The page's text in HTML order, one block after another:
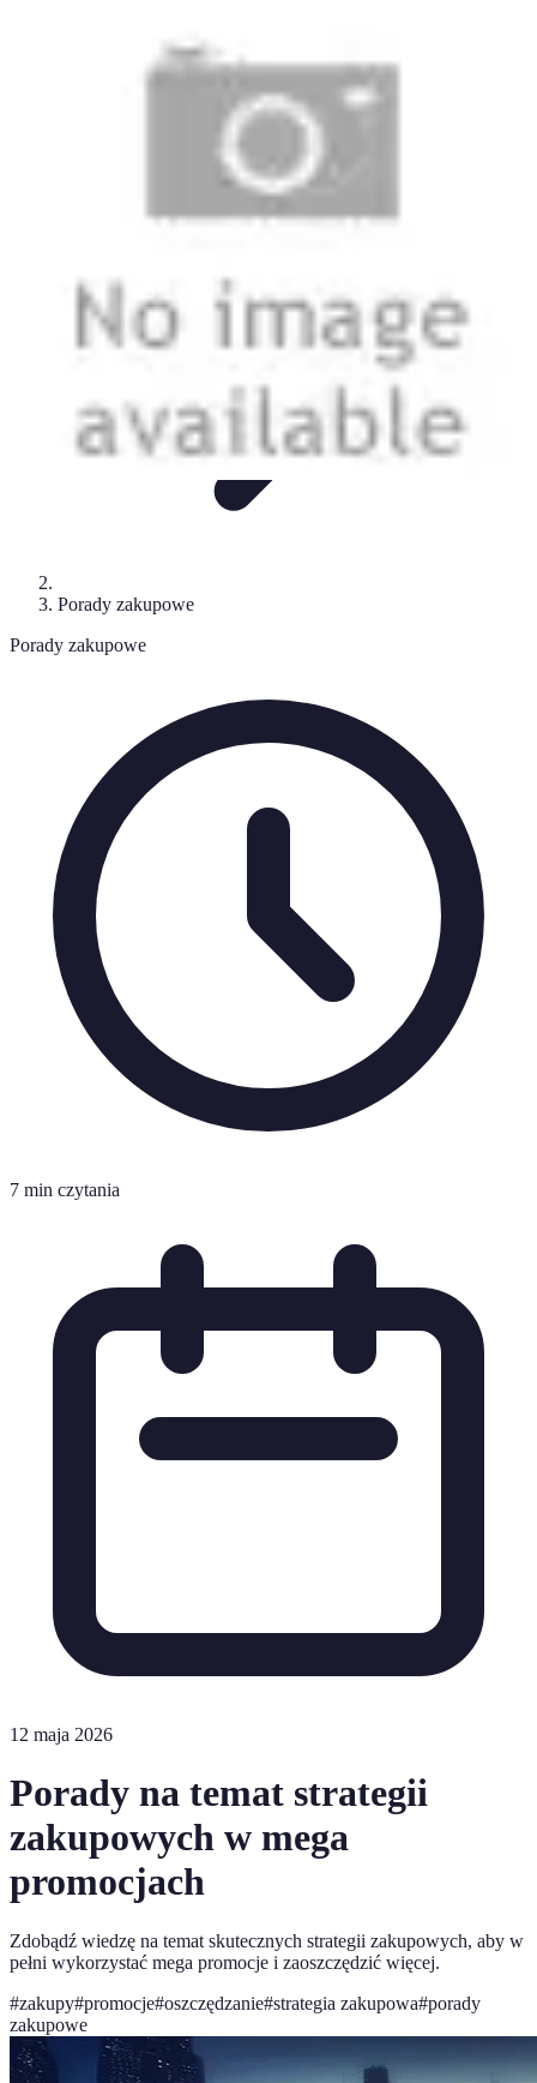
PoradyTrendy
Porady zakupowe
Porady zakupowe
7 min czytania
12 maja 2026
Porady na temat strategii
zakupowych w mega
promocjach
Zdobądź wiedzę na temat skutecznych strategii zakupowych, aby w
pełni wykorzystać mega promocje i zaoszczędzić więcej.
#zakupy#promocje#oszczędzanie#strategia zakupowa#porady
zakupowe